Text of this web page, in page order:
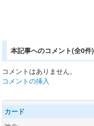
本記事へのコメント(全0件)
コメントはありません。
コメントの挿入
カード